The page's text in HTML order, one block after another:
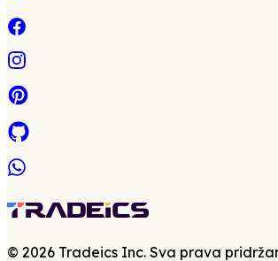
© 2026 Tradeics Inc. Sva prava